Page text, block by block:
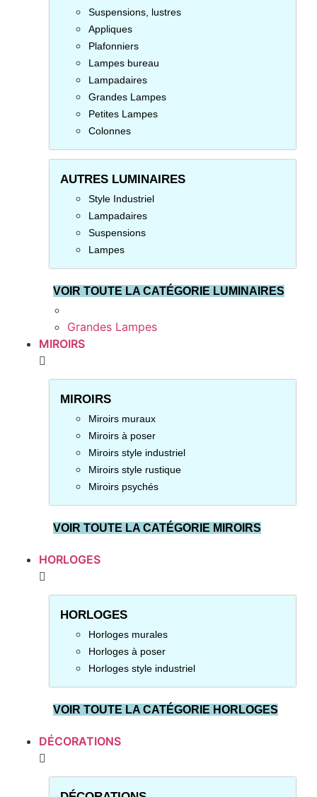
Suspensions, lustres
Appliques
Plafonniers
Lampes bureau
Lampadaires
Grandes Lampes
Petites Lampes
Colonnes
AUTRES LUMINAIRES
Style Industriel
Lampadaires
Suspensions
Lampes
VOIR TOUTE LA CATÉGORIE LUMINAIRES
Grandes Lampes
MIROIRS
MIROIRS
Miroirs muraux
Miroirs à poser
Miroirs style industriel
Miroirs style rustique
Miroirs psychés
VOIR TOUTE LA CATÉGORIE MIROIRS
HORLOGES
HORLOGES
Horloges murales
Horloges à poser
Horloges style industriel
VOIR TOUTE LA CATÉGORIE HORLOGES
DÉCORATIONS